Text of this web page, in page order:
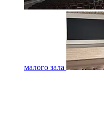
малого зала